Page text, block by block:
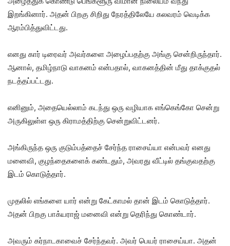
இறங்கினார். அதன் பிறகு சிறிது நேரத்திலேயே கலவரம் வெடிக்க
ஆரம்பித்துவிட்டது.
எனது கார் டிரைவர் அவர்களை அழைப்பதற்கு அங்கு சென்றிருந்தார்.
ஆனால், தமிழ்நாடு வாகனம் என்பதால், வாகனத்தின் மீது தாக்குதல்
நடத்தப்பட்டது.
எனினும், அதையெல்லாம் கடந்து ஒரு வழியாக எங்கெங்கோ சென்று
அருகிலுள்ள ஒரு கிராமத்திற்கு சென்றுவிட்டனர்.
அங்கிருந்த ஒரு குடும்பத்தைச் சேர்ந்த ராசைய்யா என்பவர் எனது
மனைவி, குழந்தைகளைக் கண்டதும், அவரது வீட்டில் தங்குவதற்கு
இடம் கொடுத்தார்.
முதலில் எங்களை யார் என்று கேட்காமல் தான் இடம் கொடுத்தார்.
அதன் பிறகு பாக்யராஜ் மனைவி என்று தெரிந்து கொண்டார்.
அவரும் கர்நாடகாவைச் சேர்ந்தவர். அவர் பெயர் ராசைய்யா. அதன்